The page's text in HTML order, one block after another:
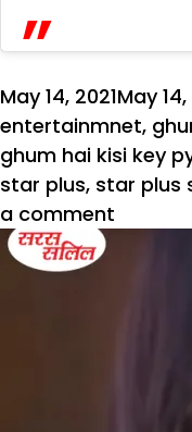
Posted
on
May 14, 2021May 14,
entertainmnet,
ghum hai kisi key
star plus, star plus
a comment